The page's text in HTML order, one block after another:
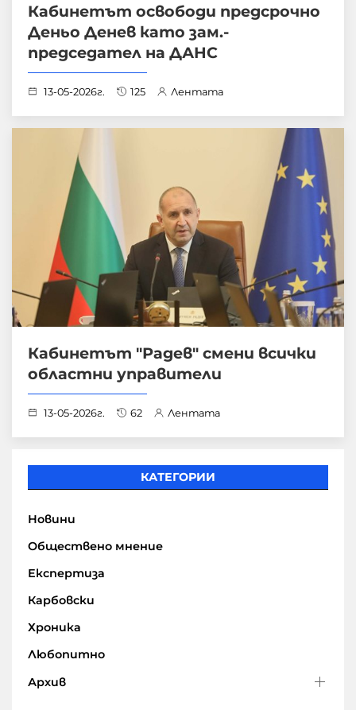
Кабинетът освободи предсрочно
Деньо Денев като зам.-
председател на ДАНС
13-05-2026г. 125 Лентата
Кабинетът "Радев" смени всички
областни управители
13-05-2026г. 62 Лентата
КАТЕГОРИИ
Новини
Обществено мнение
Експертиза
Карбовски
Хроника
Любопитно
Архив